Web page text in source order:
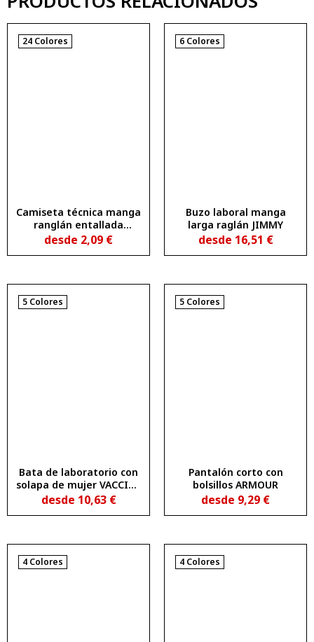
24 Colores
Camiseta técnica manga
ranglán entallada
transpirable BAHRAIN
WOMAN
desde 2,09 €
6 Colores
Buzo laboral manga
larga raglán JIMMY
desde 16,51 €
5 Colores
Bata de laboratorio con
solapa de mujer VACCINE
WOMAN
desde 10,63 €
5 Colores
Pantalón corto con
bolsillos ARMOUR
desde 9,29 €
4 Colores 4 Colores